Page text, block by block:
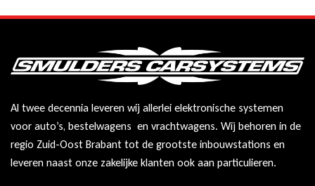
Al twee decennia leveren wij allerlei elektronische systemen
voor auto’s, bestelwagens en vrachtwagens. Wij behoren in de
regio Zuid-Oost Brabant tot de grootste inbouwstations en
leveren naast onze zakelijke klanten ook aan particulieren.